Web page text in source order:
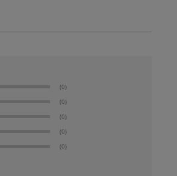
(0)
(0)
(0)
(0)
(0)